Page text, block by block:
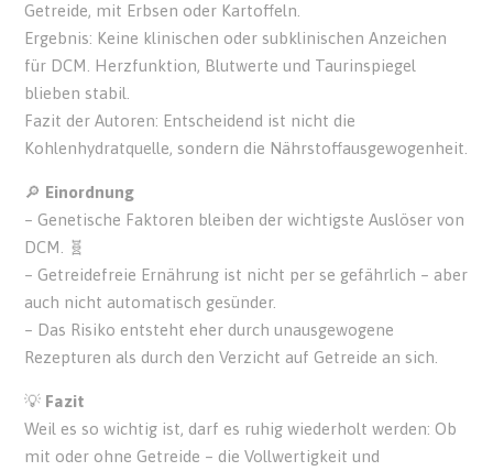
Getreide, mit Erbsen oder Kartoffeln.
Ergebnis: Keine klinischen oder subklinischen Anzeichen
für DCM. Herzfunktion, Blutwerte und Taurinspiegel
blieben stabil.
Fazit der Autoren: Entscheidend ist nicht die
Kohlenhydratquelle, sondern die Nährstoffausgewogenheit.
🔎 Einordnung
– Genetische Faktoren bleiben der wichtigste Auslöser von
DCM. 🧬
– Getreidefreie Ernährung ist nicht per se gefährlich – aber
auch nicht automatisch gesünder.
– Das Risiko entsteht eher durch unausgewogene
Rezepturen als durch den Verzicht auf Getreide an sich.
💡 Fazit
Weil es so wichtig ist, darf es ruhig wiederholt werden: Ob
mit oder ohne Getreide – die Vollwertigkeit und